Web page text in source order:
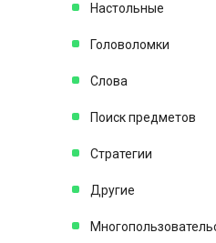
Настольные
Головоломки
Слова
Поиск предметов
Стратегии
Другие